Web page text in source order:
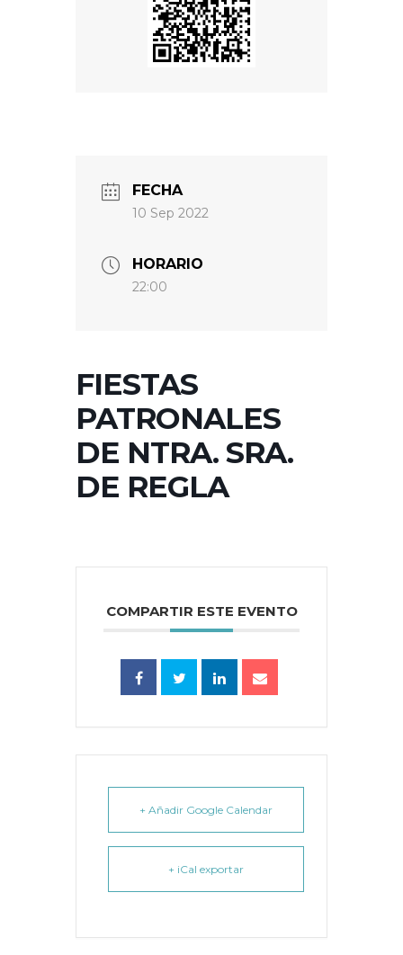
FECHA
10 Sep 2022
HORARIO
22:00
FIESTAS
PATRONALES
DE NTRA. SRA.
DE REGLA
COMPARTIR ESTE EVENTO
+ Añadir Google Calendar
+ iCal exportar